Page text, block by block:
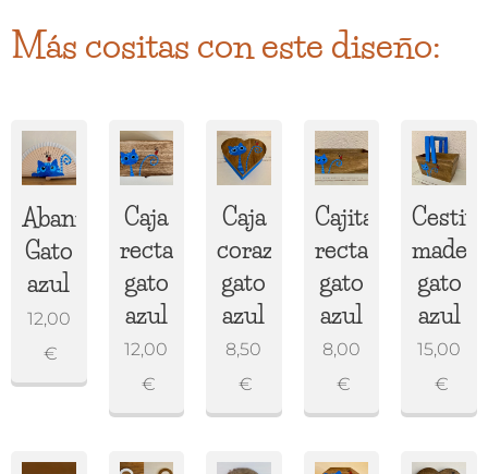
Más cositas con este diseño:
Abanico
Gato
azul
12,00
€
Caja
rectangular
gato
azul
12,00
€
Caja
corazón
gato
azul
8,50
€
Cajita
rectangular
gato
azul
8,00
€
Cestita
madera
gato
azul
15,00
€